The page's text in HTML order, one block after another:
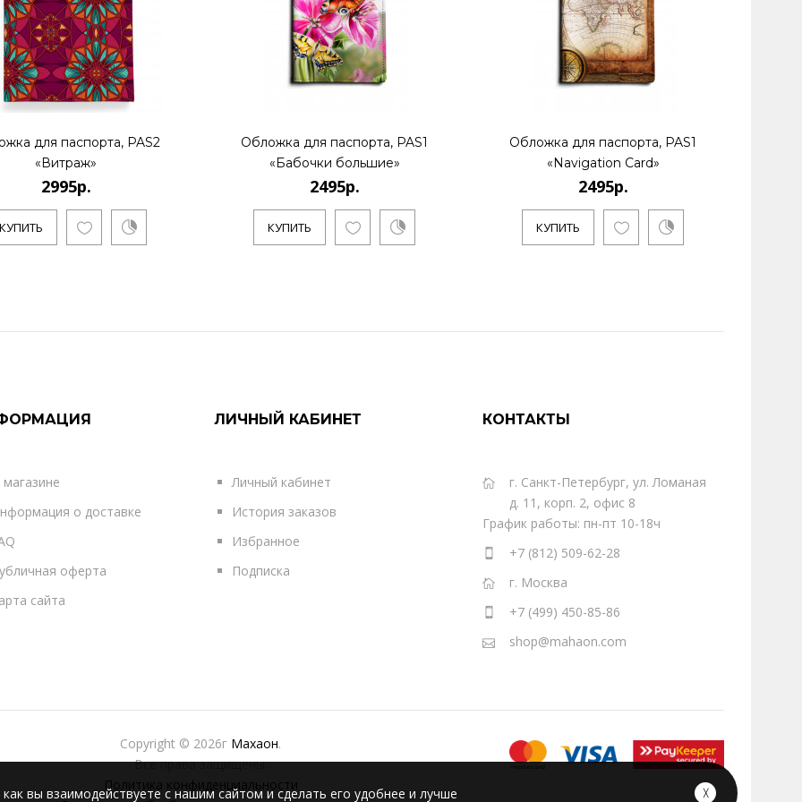
для паспорта, PAS2
«Витраж»
2995р.
КУПИТЬ
Обложка для паспорта, PAS1
«Бабочки большие»
2495р.
КУПИТЬ
Обложка для паспорта, PAS1
«Navigation Card»
2495р.
КУПИТЬ
о доставке
оферта
сайта
ЛИЧНЫЙ КАБИНЕТ
Личный кабинет
История заказов
Избранное
Подписка
КОНТАКТЫ
г. Санкт-Петербург, ул. Ломаная
д. 11, корп. 2, офис 8
График работы: пн-пт 10-18ч
+7 (812) 509-62-28
г. Москва
+7 (499) 450-85-86
shop@mahaon.com
Copyright © 2026г Махаон.
Все права защищены.
Политика конфиденциальности
вы взаимодействуете с нашим сайтом и сделать его удобнее и лучше ╳